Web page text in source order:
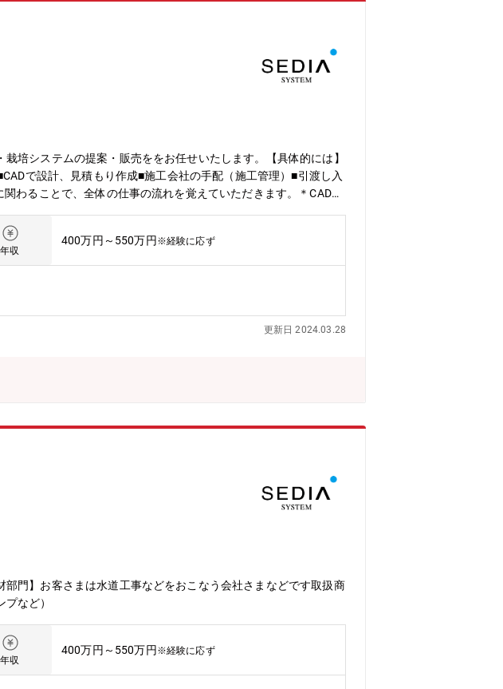
培システムの提案・販売ををお任せいたします。【具体的には】
で設計、見積もり作成■施工会社の手配（施工管理）■引渡し入
わることで、全体の仕事の流れを覚えていただきます。＊CAD等
年収
400万円～550万円 ※経験に応ず
更新日 2024.03.28
門】お客さまは水道工事などをおこなう会社さまなどです取扱商
など）
年収
400万円～550万円 ※経験に応ず